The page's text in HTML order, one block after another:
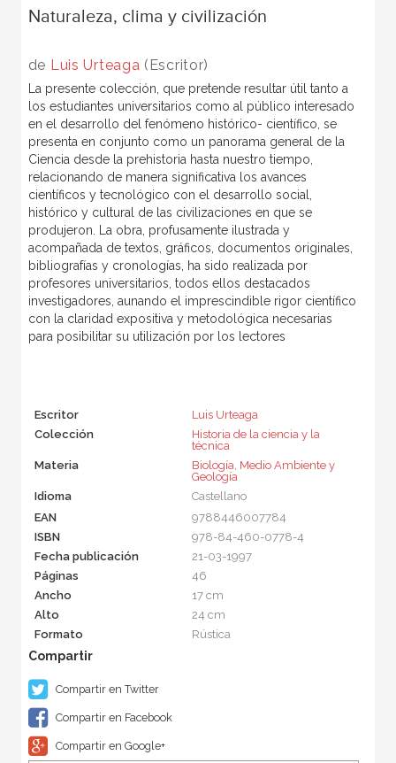
Naturaleza, clima y civilización
de Luis Urteaga (Escritor)
La presente colección, que pretende resultar útil tanto a
los estudiantes universitarios como al público interesado
en el desarrollo del fenómeno histórico- científico, se
presenta en conjunto como un panorama general de la
Ciencia desde la prehistoria hasta nuestro tiempo,
relacionando de manera significativa los avances
científicos y tecnológico con el desarrollo social,
histórico y cultural de las civilizaciones en que se
produjeron. La obra, profusamente ilustrada y
acompañada de textos, gráficos, documentos originales,
bibliografías y cronologías, ha sido realizada por
profesores universitarios, todos ellos destacados
investigadores, aunando el imprescindible rigor científico
con la claridad expositiva y metodológica necesarias
para posibilitar su utilización por los lectores
Escritor
Luis Urteaga
Colección
Historia de la ciencia y la
técnica
Materia
Biología, Medio Ambiente y
Geología
Idioma
Castellano
EAN
9788446007784
ISBN
978-84-460-0778-4
Fecha publicación
21-03-1997
Páginas
46
Ancho
17 cm
Alto
24 cm
Formato
Rústica
Compartir en Twitter
Compartir en Facebook
Compartir en Google+